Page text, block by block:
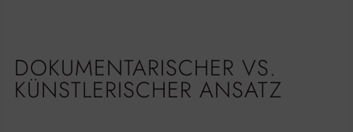
DOKUMENTARISCHER VS.
KÜNSTLERISCHER ANSATZ